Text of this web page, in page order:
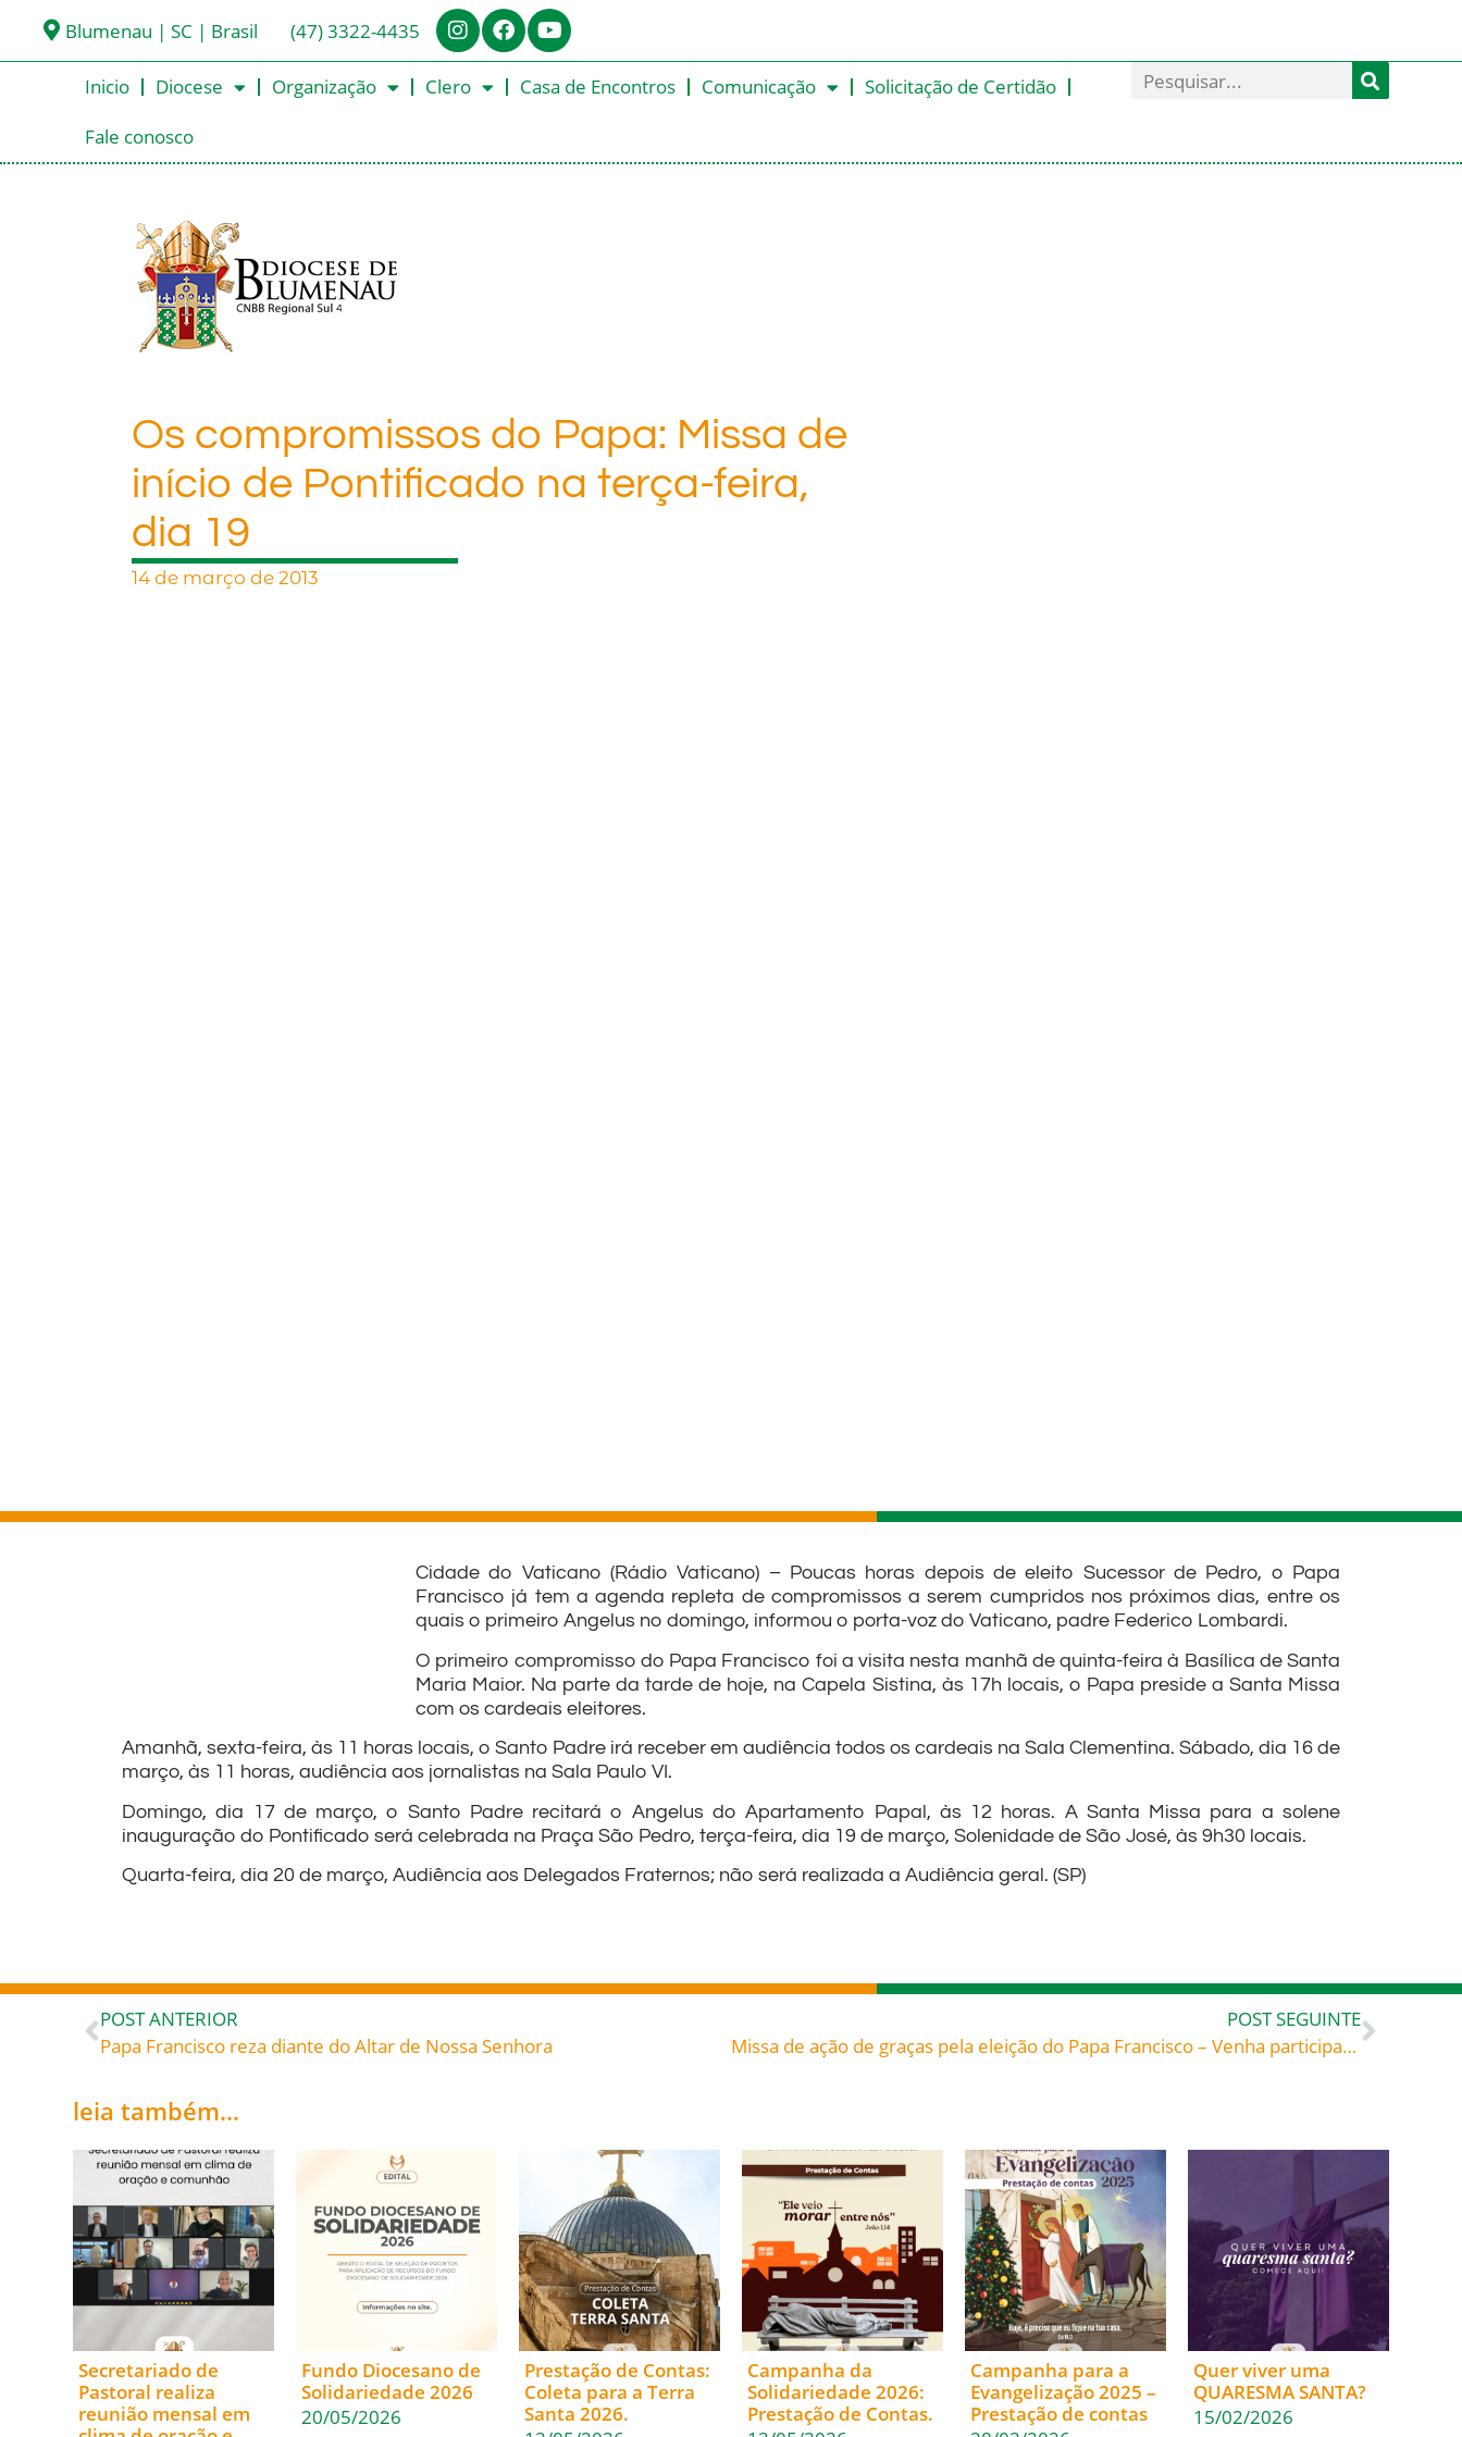
Blumenau | SC | Brasil (47) 3322-4435
Inicio Diocese Organização Clero Casa de Encontros Comunicação
Solicitação de Certidão
Fale conosco
Os compromissos do Papa: Missa de
início de Pontificado na terça-feira,
dia 19
14 de março de 2013
Cidade do Vaticano (Rádio Vaticano) – Poucas horas depois de eleito Sucessor de Pedro, o Papa
Francisco já tem a agenda repleta de compromissos a serem cumpridos nos próximos dias, entre os
quais o primeiro Angelus no domingo, informou o porta-voz do Vaticano, padre Federico Lombardi.
O primeiro compromisso do Papa Francisco foi a visita nesta manhã de quinta-feira à Basílica de Santa
Maria Maior. Na parte da tarde de hoje, na Capela Sistina, às 17h locais, o Papa preside a Santa Missa
com os cardeais eleitores.
Amanhã, sexta-feira, às 11 horas locais, o Santo Padre irá receber em audiência todos os cardeais na Sala Clementina. Sábado, dia 16 de
março, às 11 horas, audiência aos jornalistas na Sala Paulo VI.
Domingo, dia 17 de março, o Santo Padre recitará o Angelus do Apartamento Papal, às 12 horas. A Santa Missa para a solene
inauguração do Pontificado será celebrada na Praça São Pedro, terça-feira, dia 19 de março, Solenidade de São José, às 9h30 locais.
Quarta-feira, dia 20 de março, Audiência aos Delegados Fraternos; não será realizada a Audiência geral. (SP)
POST ANTERIOR
Papa Francisco reza diante do Altar de Nossa Senhora
POST SEGUINTE
Missa de ação de graças pela eleição do Papa Francisco – Venha participar! Divulgue!
leia também...
Secretariado de
Pastoral realiza
reunião mensal em
Fundo Diocesano de
Solidariedade 2026
20/05/2026
Prestação de Contas:
Coleta para a Terra
Santa 2026.
Campanha da
Solidariedade 2026:
Prestação de Contas.
Campanha para a
Evangelização 2025 –
Prestação de contas
Quer viver uma
QUARESMA SANTA?
15/02/2026